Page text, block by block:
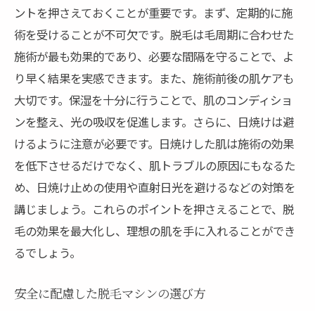
ントを押さえておくことが重要です。まず、定期的に施
術を受けることが不可欠です。脱毛は毛周期に合わせた
施術が最も効果的であり、必要な間隔を守ることで、よ
り早く結果を実感できます。また、施術前後の肌ケアも
大切です。保湿を十分に行うことで、肌のコンディショ
ンを整え、光の吸収を促進します。さらに、日焼けは避
けるように注意が必要です。日焼けした肌は施術の効果
を低下させるだけでなく、肌トラブルの原因にもなるた
め、日焼け止めの使用や直射日光を避けるなどの対策を
講じましょう。これらのポイントを押さえることで、脱
毛の効果を最大化し、理想の肌を手に入れることができ
るでしょう。
安全に配慮した脱毛マシンの選び方